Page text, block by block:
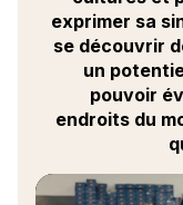
Passionné,
nos clients.
Vous allez :
Gérer le
autonomie.
exprimer sa
se découvrir
un
pouvoir
endroits du